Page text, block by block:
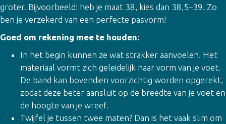
groter. Bijvoorbeeld: heb je maat 38, kies dan 38,5–39. Zo
ben je verzekerd van een perfecte pasvorm!
Goed om rekening mee te houden:
In het begin kunnen ze wat strakker aanvoelen. Het
materiaal vormt zich geleidelijk naar vorm van je voet.
De band kan bovendien voorzichtig worden opgerekt,
zodat deze beter aansluit op de breedte van je voet en
de hoogte van je wreef.
Twijfel je tussen twee maten? Dan is het vaak slim om